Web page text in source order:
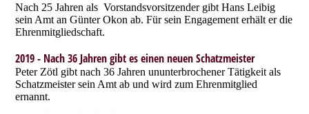
Nach 25 Jahren als Vorstandsvorsitzender gibt Hans Leibig
sein Amt an Günter Okon ab. Für sein Engagement erhält er die
Ehrenmitgliedschaft.
2019 - Nach 36 Jahren gibt es einen neuen Schatzmeister
Peter Zötl gibt nach 36 Jahren ununterbrochener Tätigkeit als
Schatzmeister sein Amt ab und wird zum Ehrenmitglied
ernannt.